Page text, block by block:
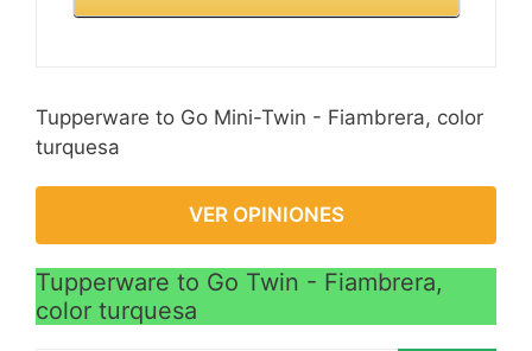
Tupperware to Go Mini-Twin - Fiambrera, color
turquesa
VER OPINIONES
Tupperware to Go Twin - Fiambrera,
color turquesa